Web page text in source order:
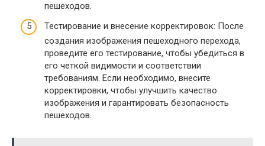
пешеходов.
Тестирование и внесение корректировок: После
создания изображения пешеходного перехода,
проведите его тестирование, чтобы убедиться в
его четкой видимости и соответствии
требованиям. Если необходимо, внесите
корректировки, чтобы улучшить качество
изображения и гарантировать безопасность
пешеходов.